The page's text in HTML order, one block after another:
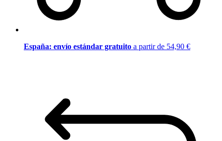
España: envío estándar gratuito a partir de 54,90 €